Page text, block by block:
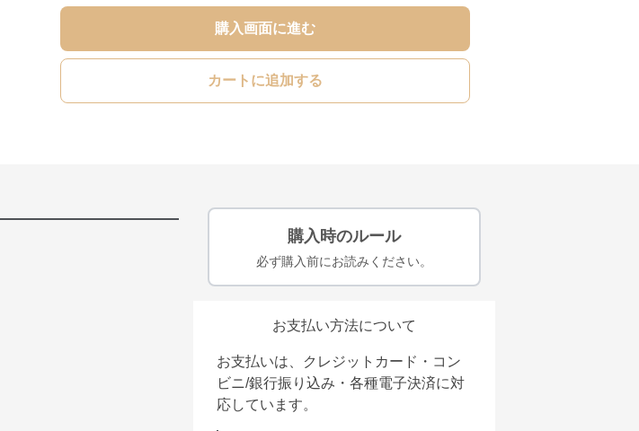
購入画面に進む
カートに追加する
購入時のルール
必ず購入前にお読みください。
お支払い方法について
お支払いは、クレジットカード・コン
ビニ/銀行振り込み・各種電子決済に対
応しています。